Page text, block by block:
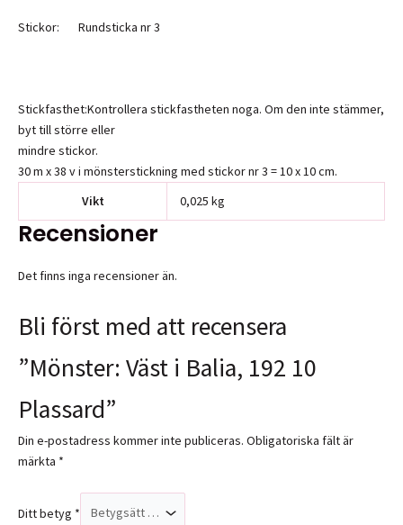
Stickor: Rundsticka nr 3
Stickfasthet:Kontrollera stickfastheten noga. Om den inte stämmer,
byt till större eller
mindre stickor.
30 m x 38 v i mönsterstickning med stickor nr 3 = 10 x 10 cm.
Vikt
0,025 kg
Recensioner
Det finns inga recensioner än.
Bli först med att recensera
”Mönster: Väst i Balia, 192 10
Plassard”
Din e-postadress kommer inte publiceras. Obligatoriska fält är
märkta *
Ditt betyg *